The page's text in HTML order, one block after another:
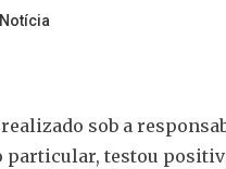
sob a
testou